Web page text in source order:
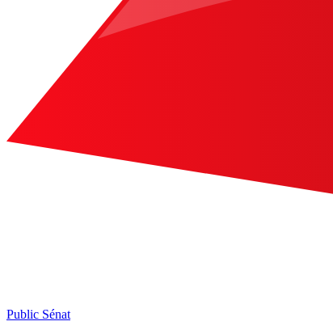
Public Sénat